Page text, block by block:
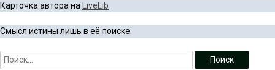
Карточка автора на LiveLib
Смысл истины лишь в её поиске: